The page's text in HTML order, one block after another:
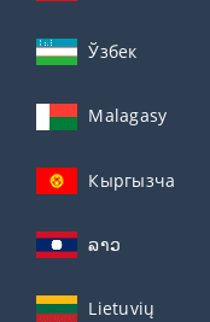
Ўзбек
Malagasy
Кыргызча
ລາວ
Lietuvių